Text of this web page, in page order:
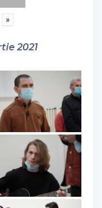
»
2021